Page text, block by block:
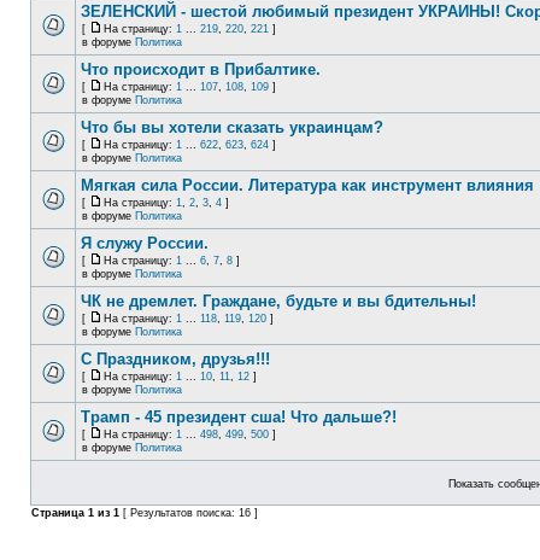
ЗЕЛЕНСКИЙ - шестой любимый президент УКРАИНЫ!
[ На страницу: 1 ... 219, 220, 221 ]
в форуме Политика
Что происходит в Прибалтике.
[ На страницу: 1 ... 107, 108, 109 ]
в форуме Политика
Что бы вы хотели сказать украинцам?
[ На страницу: 1 ... 622, 623, 624 ]
в форуме Политика
Мягкая сила России. Литература как инструмент влияния
[ На страницу: 1, 2, 3, 4 ]
в форуме Политика
Я служу России.
[ На страницу: 1 ... 6, 7, 8 ]
в форуме Политика
ЧК не дремлет. Граждане, будьте и вы бдительны!
[ На страницу: 1 ... 118, 119, 120 ]
в форуме Политика
С Праздником, друзья!!!
[ На страницу: 1 ... 10, 11, 12 ]
в форуме Политика
Трамп - 45 президент сша! Что дальше?!
[ На страницу: 1 ... 498, 499, 500 ]
в форуме Политика
Показать
Страница 1 из 1 [ Результатов поиска: 16 ]